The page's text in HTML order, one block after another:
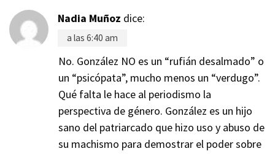
Nadia Muñoz dice:
a las 6:40 am
No. González NO es un “rufián desalmado” o
un “psicópata”, mucho menos un “verdugo”.
Qué falta le hace al periodismo la
perspectiva de género. González es un hijo
sano del patriarcado que hizo uso y abuso de
su machismo para demostrar el poder sobre